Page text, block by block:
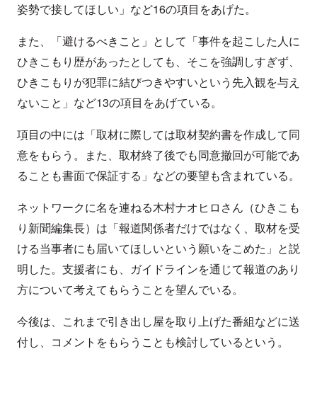
姿勢で接してほしい」など16の項目をあげた。
また、「避けるべきこと」として「事件を起こした人に
ひきこもり歴があったとしても、そこを強調しすぎず、
ひきこもりが犯罪に結びつきやすいという先入観を与え
ないこと」など13の項目をあげている。
項目の中には「取材に際しては取材契約書を作成して同
意をもらう。また、取材終了後でも同意撤回が可能であ
ることも書面で保証する」などの要望も含まれている。
ネットワークに名を連ねる木村ナオヒロさん（ひきこも
り新聞編集長）は「報道関係者だけではなく、取材を受
ける当事者にも届いてほしいという願いをこめた」と説
明した。支援者にも、ガイドラインを通じて報道のあり
方について考えてもらうことを望んでいる。
今後は、これまで引き出し屋を取り上げた番組などに送
付し、コメントをもらうことも検討しているという。